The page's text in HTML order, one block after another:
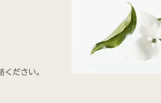
ださい。